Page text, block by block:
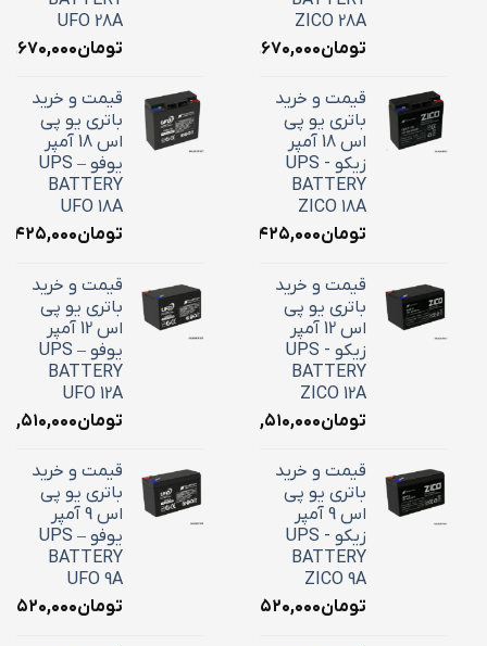
ZICO 28A
تومان۱۰,۶۷۰,۰۰۰
قیمت و خرید
باتری یو پی
اس 18 آمپر
زیکو - UPS
BATTERY
ZICO 18A
تومان۷,۴۲۵,۰۰۰
قیمت و خرید
باتری یو پی
اس 12 آمپر
زیکو - UPS
BATTERY
ZICO 12A
تومان۴,۵۱۰,۰۰۰
قیمت و خرید
باتری یو پی
اس 9 آمپر
زیکو - UPS
BATTERY
ZICO 9A
تومان۳,۵۲۰,۰۰۰
UFO 28A
تومان۱۰,۶۷۰,۰۰۰
قیمت و خرید
باتری یو پی
اس 18 آمپر
یوفو – UPS
BATTERY
UFO 18A
تومان
قیمت و خرید
باتری یو پی
اس 12 آمپر
یوفو – UPS
BATTERY
UFO 12A
تومان۴,۵۱۰,۰۰۰
قیمت و خرید
باتری یو پی
اس 9 آمپر
یوفو – UPS
BATTERY
UFO 9A
تومان۳,۵۲۰,۰۰۰